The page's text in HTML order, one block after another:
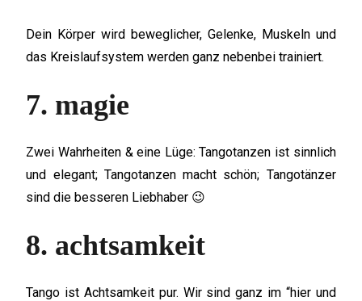
Dein Körper wird beweglicher, Gelenke, Muskeln und
das Kreislaufsystem werden ganz nebenbei trainiert.
7. magie
Zwei Wahrheiten & eine Lüge: Tangotanzen ist sinnlich
und elegant; Tangotanzen macht schön; Tangotänzer
sind die besseren Liebhaber 😉
8. achtsamkeit
Tango ist Achtsamkeit pur. Wir sind ganz im “hier und